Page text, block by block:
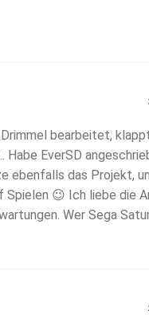
bearbeitet,
EverSD
ebenfalls das Projekt,
😉 Ich liebe die
Wer Sega